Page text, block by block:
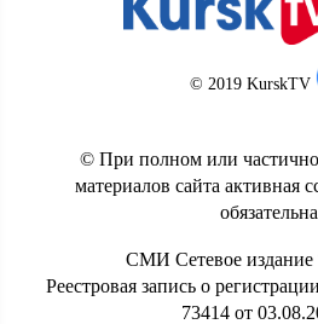
© 2019 KurskTV
© При полном или
материалов сайта активная
СМИ Сетевое издание
Реестровая запись о
73414 от